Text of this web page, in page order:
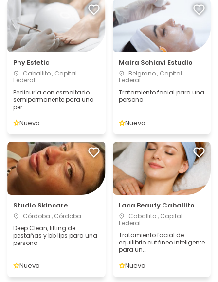
Phy Estetic
Caballito , Capital
Federal
Pedicuría con esmaltado
semipermanente para una
per...
Nueva
Maira Schiavi Estudio
Belgrano , Capital
Federal
Tratamiento facial para una
persona
Nueva
Studio Skincare
Córdoba , Córdoba
Deep Clean, lifting de
pestañas y bb lips para una
persona
Nueva
Laca Beauty Caballito
Caballito , Capital
Federal
Tratamiento facial de
equilibrio cutáneo inteligente
para un...
Nueva